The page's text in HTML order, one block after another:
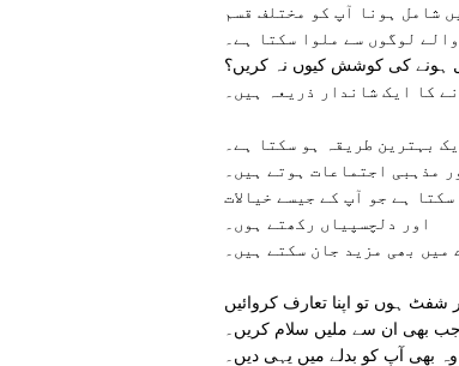
شامل ہونا آپ کو مختلف قسم
لوگوں سے ملوا سکتا ہے۔
ہونے کی کوشش کیوں نہ کریں؟
کا ایک شاندار ذریعہ ہیں۔
بہترین طریقہ ہو سکتا ہے۔
مذہبی اجتماعات ہوتے ہیں۔
ہے جو آپ کے جیسے خیالات
اور دلچسپیاں رکھتے ہوں۔
بھی مزید جان سکتے ہیں۔
ہوں تو اپنا تعارف کروائیں
جب بھی ان سے ملیں سلام کریں۔
بھی آپ کو بدلے میں یہی دیں۔